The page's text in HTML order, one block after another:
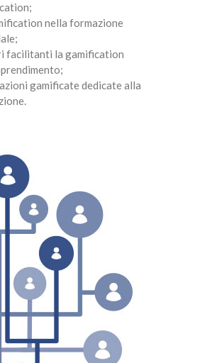
nella formazione
facilitanti la gamification
gamificate dedicate alla